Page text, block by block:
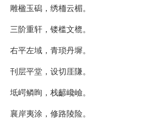
雕楹玉磶，绣栭云楣。
三阶重轩，镂槛文㮰。
右平左域，青琐丹墀。
刊层平堂，设切厓隒。
坻崿鳞眴，栈齴巉嶮。
襄岸夷涂，修路陵险。